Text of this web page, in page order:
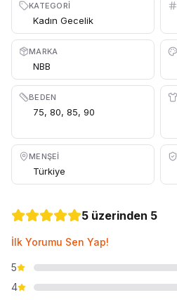
KATEGORI
Kadın Gecelik
MARKA
NBB
BEDEN
75, 80, 85, 90
MENŞEI
Türkiye
5 üzerinden 5
İlk Yorumu Sen Yap!
5
4